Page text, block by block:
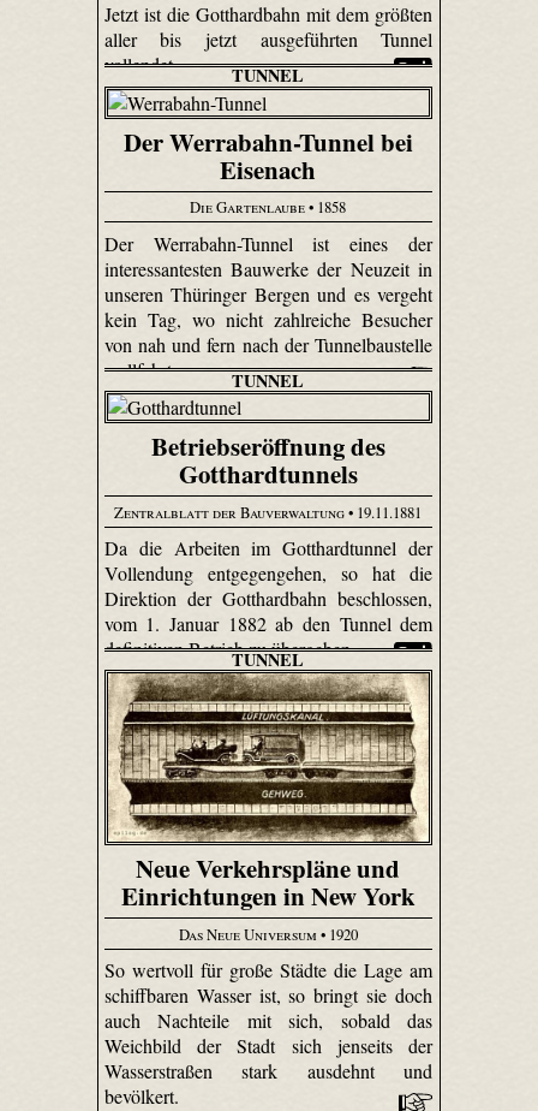
Jetzt ist die Gotthardbahn mit dem größten
aller bis jetzt ausgeführten Tunnel
vollendet.
TUNNEL
Der Werrabahn-Tunnel bei
Eisenach
Die Gartenlaube• 1858
Der Werrabahn-Tunnel ist eines der
interessantesten Bauwerke der Neuzeit in
unseren Thüringer Bergen und es vergeht
kein Tag, wo nicht zahlreiche Besucher
von nah und fern nach der Tunnelbaustelle
wallfahrten.
TUNNEL
Betriebseröffnung des
Gotthardtunnels
Zentralblatt der Bauverwaltung• 19.11.1881
Da die Arbeiten im Gotthardtunnel der
Vollendung entgegengehen, so hat die
Direktion der Gotthardbahn beschlossen,
vom 1. Januar 1882 ab den Tunnel dem
definitiven Betrieb zu übergeben.
TUNNEL
Neue Verkehrspläne und
Einrichtungen in New York
Das Neue Universum • 1920
So wertvoll für große Städte die Lage am
schiffbaren Wasser ist, so bringt sie doch
auch Nachteile mit sich, sobald das
Weichbild der Stadt sich jenseits der
Wasserstraßen stark ausdehnt und
bevölkert.